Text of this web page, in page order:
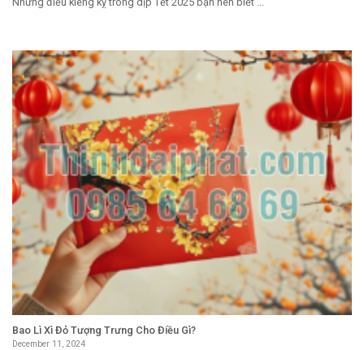
Bao Lì Xì Đỏ Tượng Trưng Cho Điều Gì?
December 11, 2024